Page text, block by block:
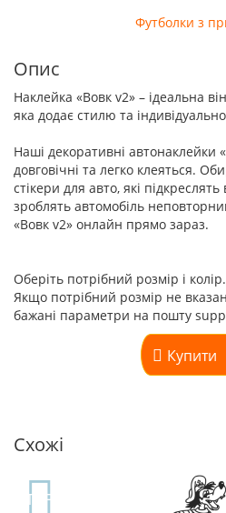
Футболки з
Опис
Наклейка «Вовк v2» – ідеальна
яка додає стилю та
Наші декоративні автонаклейки
довговічні та легко клеяться.
стікери для авто, які
зроблять автомобіль
«Вовк v2» онлайн прямо зараз.
Оберіть потрібний розмір і колір.
Якщо потрібний розмір не
бажані параметри на пошту
Купити
Схожі
TOP